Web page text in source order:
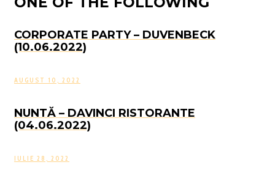
CORPORATE PARTY – DUVENBECK
(10.06.2022)
AUGUST 10, 2022
NUNTĂ – DAVINCI RISTORANTE
(04.06.2022)
IULIE 28, 2022